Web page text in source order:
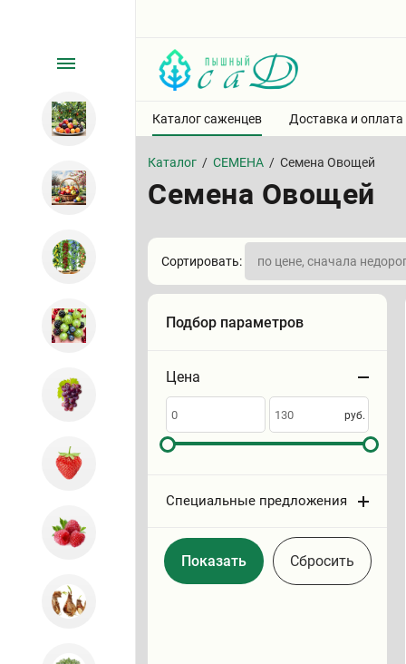
Каталог саженцев Доставка и оплата
Каталог / СЕМЕНА / Семена Овощей
Семена Овощей
Сортировать:
Подбор параметров
Цена
Сортировать
по
руб.
Специальные предложения
Cбросить